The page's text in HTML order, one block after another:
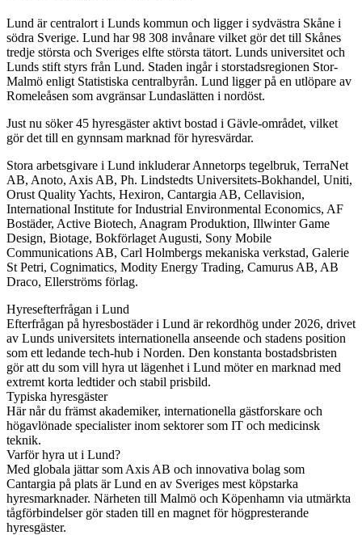
Lund är centralort i Lunds kommun och ligger i sydvästra Skåne i
södra Sverige. Lund har 98 308 invånare vilket gör det till Skånes
tredje största och Sveriges elfte största tätort. Lunds universitet och
Lunds stift styrs från Lund. Staden ingår i storstadsregionen Stor-
Malmö enligt Statistiska centralbyrån. Lund ligger på en utlöpare av
Romeleåsen som avgränsar Lundaslätten i nordöst.
Just nu söker 45 hyresgäster aktivt bostad i Gävle-området, vilket
gör det till en gynnsam marknad för hyresvärdar.
Stora arbetsgivare i Lund inkluderar Annetorps tegelbruk, TerraNet
AB, Anoto, Axis AB, Ph. Lindstedts Universitets-Bokhandel, Uniti,
Orust Quality Yachts, Hexiron, Cantargia AB, Cellavision,
International Institute for Industrial Environmental Economics, AF
Bostäder, Active Biotech, Anagram Produktion, Illwinter Game
Design, Biotage, Bokförlaget Augusti, Sony Mobile
Communications AB, Carl Holmbergs mekaniska verkstad, Galerie
St Petri, Cognimatics, Modity Energy Trading, Camurus AB, AB
Draco, Ellerströms förlag.
Hyresefterfrågan i Lund
Efterfrågan på hyresbostäder i Lund är rekordhög under 2026, drivet
av Lunds universitets internationella anseende och stadens position
som ett ledande tech-hub i Norden. Den konstanta bostadsbristen
gör att du som vill hyra ut lägenhet i Lund möter en marknad med
extremt korta ledtider och stabil prisbild.
Typiska hyresgäster
Här når du främst akademiker, internationella gästforskare och
högavlönade specialister inom sektorer som IT och medicinsk
teknik.
Varför hyra ut i Lund?
Med globala jättar som Axis AB och innovativa bolag som
Cantargia på plats är Lund en av Sveriges mest köpstarka
hyresmarknader. Närheten till Malmö och Köpenhamn via utmärkta
tågförbindelser gör staden till en magnet för högpresterande
hyresgäster.